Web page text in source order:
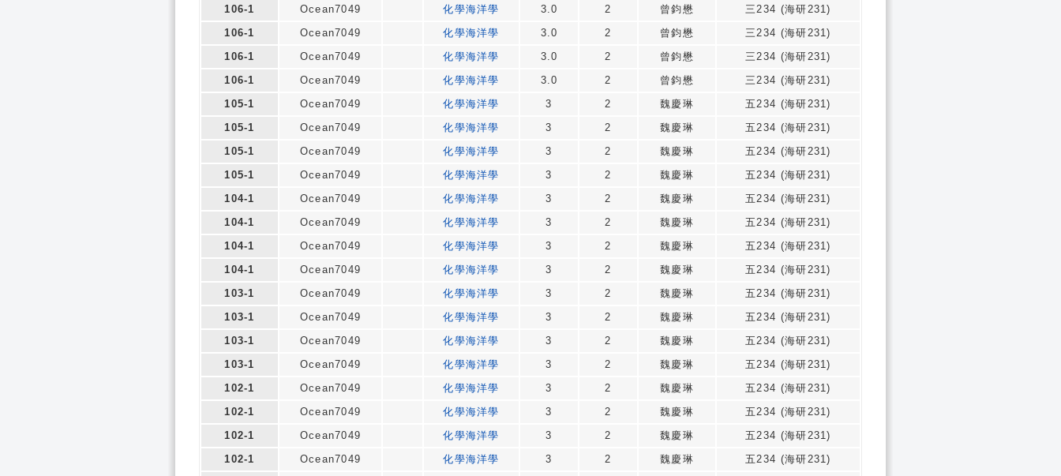
106-1
Ocean7049 化學海洋學 3.0 2 曾鈞懋
三234 (海研231)
106-1
Ocean7049 化學海洋學 3.0 2 曾鈞懋
三234 (海研231)
106-1
Ocean7049 化學海洋學 3.0 2 曾鈞懋
三234 (海研231)
106-1
Ocean7049 化學海洋學 3.0 2 曾鈞懋
三234 (海研231)
105-1
Ocean7049 化學海洋學 3 2 魏慶琳
五234 (海研231)
105-1
Ocean7049 化學海洋學 3 2 魏慶琳
五234 (海研231)
105-1
Ocean7049 化學海洋學 3 2 魏慶琳
五234 (海研231)
105-1
Ocean7049 化學海洋學 3 2 魏慶琳
五234 (海研231)
104-1
Ocean7049 化學海洋學 3 2 魏慶琳
五234 (海研231)
104-1
Ocean7049 化學海洋學 3 2 魏慶琳
五234 (海研231)
104-1
Ocean7049 化學海洋學 3 2 魏慶琳
五234 (海研231)
104-1
Ocean7049 化學海洋學 3 2 魏慶琳
五234 (海研231)
103-1
Ocean7049 化學海洋學 3 2 魏慶琳
五234 (海研231)
103-1
Ocean7049 化學海洋學 3 2 魏慶琳
五234 (海研231)
103-1
Ocean7049 化學海洋學 3 2 魏慶琳
五234 (海研231)
103-1
Ocean7049 化學海洋學 3 2 魏慶琳
五234 (海研231)
102-1
Ocean7049 化學海洋學 3 2 魏慶琳
五234 (海研231)
102-1
Ocean7049 化學海洋學 3 2 魏慶琳
五234 (海研231)
102-1
Ocean7049 化學海洋學 3 2 魏慶琳
五234 (海研231)
102-1
Ocean7049 化學海洋學 3 2 魏慶琳
五234 (海研231)